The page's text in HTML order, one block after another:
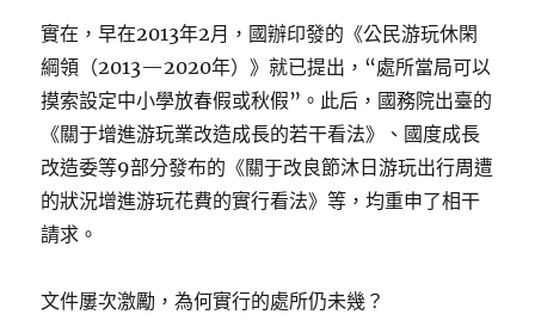
實在，早在2013年2月，國辦印發的《公民游玩休閑
綱領（2013—2020年）》就已提出，“處所當局可以
摸索設定中小學放春假或秋假”。此后，國務院出臺的
《關于增進游玩業改造成長的若干看法》、國度成長
改造委等9部分發布的《關于改良節沐日游玩出行周遭
的狀況增進游玩花費的實行看法》等，均重申了相干
請求。
文件屢次激勵，為何實行的處所仍未幾？